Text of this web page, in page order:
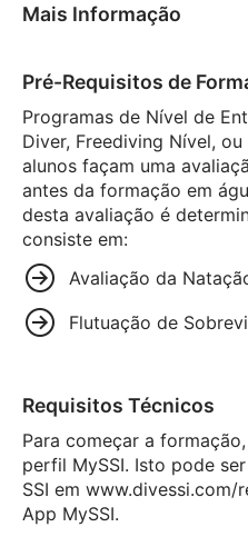
Mais Informação
Pré-Requisitos de
Programas de Nível de
Diver, Freediving Nível,
alunos façam uma
antes da formação em
desta avaliação é
consiste em:
Avaliação da
Flutuação de
Requisitos Técnicos
Para começar a
perfil MySSI. Isto pode
SSI em
App MySSI.